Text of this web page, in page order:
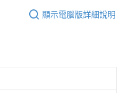
顯示電腦版詳細說明